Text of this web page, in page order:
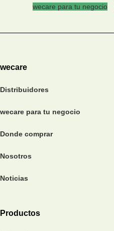
wecare para tu negocio
wecare
Distribuidores
wecare para tu negocio
Donde comprar
Nosotros
Noticias
Productos